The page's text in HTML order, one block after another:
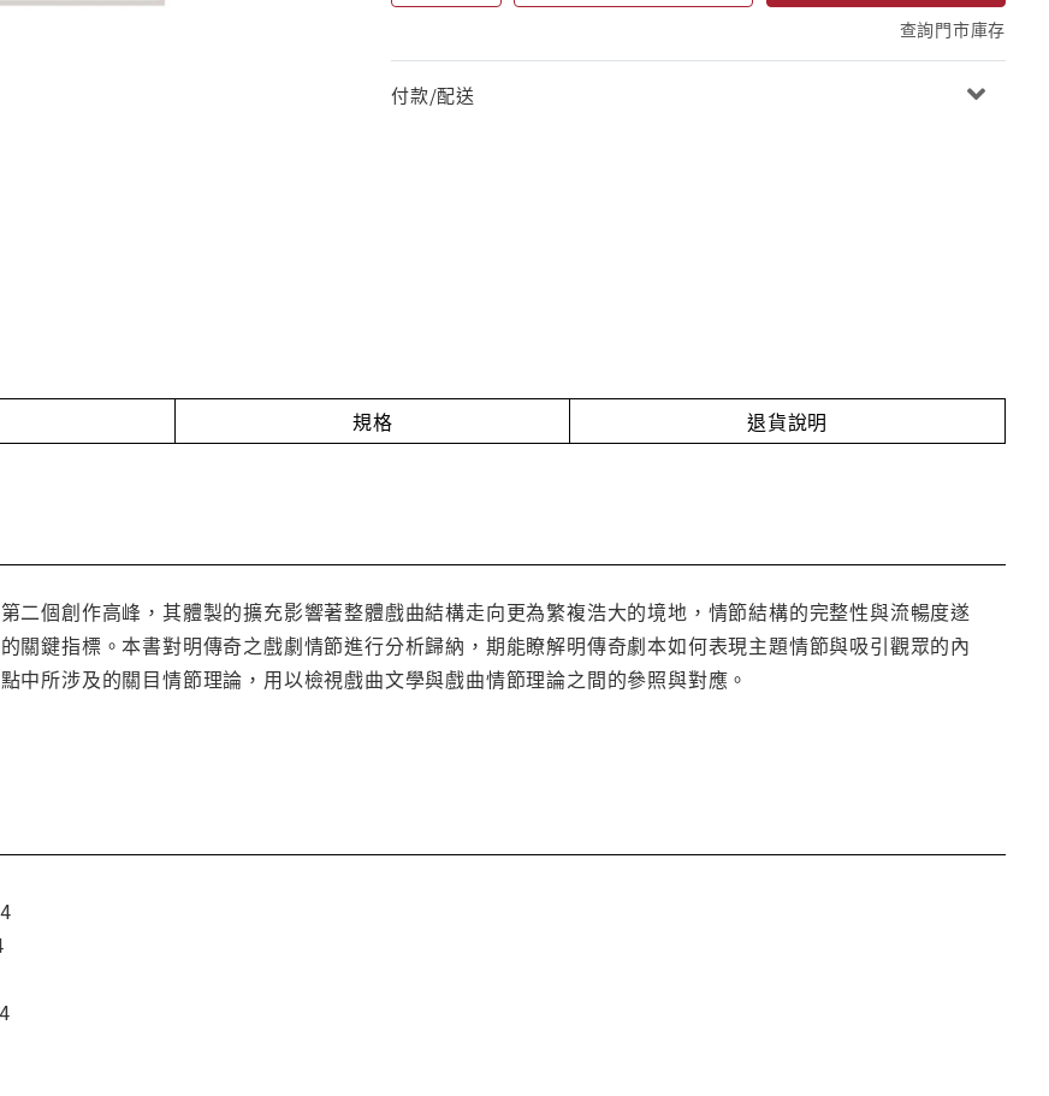
查詢門市庫存
付款/配送
規格 退貨說明
二個創作高峰，其體製的擴充影響著整體戲曲結構走向更為繁複浩大的境地，情節結構的完整性與流暢度遂
關鍵指標。本書對明傳奇之戲劇情節進行分析歸納，期能瞭解明傳奇劇本如何表現主題情節與吸引觀眾的內
中所涉及的關目情節理論，用以檢視戲曲文學與戲曲情節理論之間的參照與對應。